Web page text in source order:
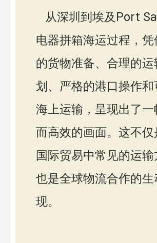
从深圳到埃及Port
电器拼箱海运过程，
的货物准备、合理的运
划、严格的港口操作和
海上运输，呈现出了一
而高效的画面。这不仅
国际贸易中常见的运输
也是全球物流合作的生
现。